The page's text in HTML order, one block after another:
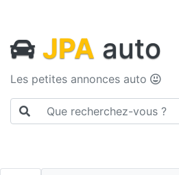
JPA auto
Les petites annonces auto